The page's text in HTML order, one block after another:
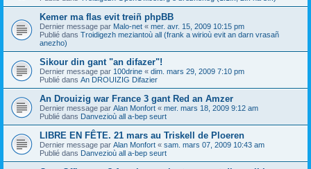
Kemer ma flas evit treiñ phpBB
Dernier message par Malo-net « mer. avr. 15, 2009 10:15 pm
Publié dans Troidigezh meziantoù all (frank a wirioù evit an darn vrasañ
anezho)
Sikour din gant "an difazer"!
Dernier message par 100drine « dim. mars 29, 2009 7:10 pm
Publié dans An DROUIZIG Difazier
An Drouizig war France 3 gant Red an Amzer
Dernier message par Alan Monfort « mer. mars 18, 2009 9:12 am
Publié dans Danvezioù all a-bep seurt
LIBRE EN FÊTE. 21 mars au Triskell de Ploeren
Dernier message par Alan Monfort « sam. mars 07, 2009 10:43 am
Publié dans Danvezioù all a-bep seurt